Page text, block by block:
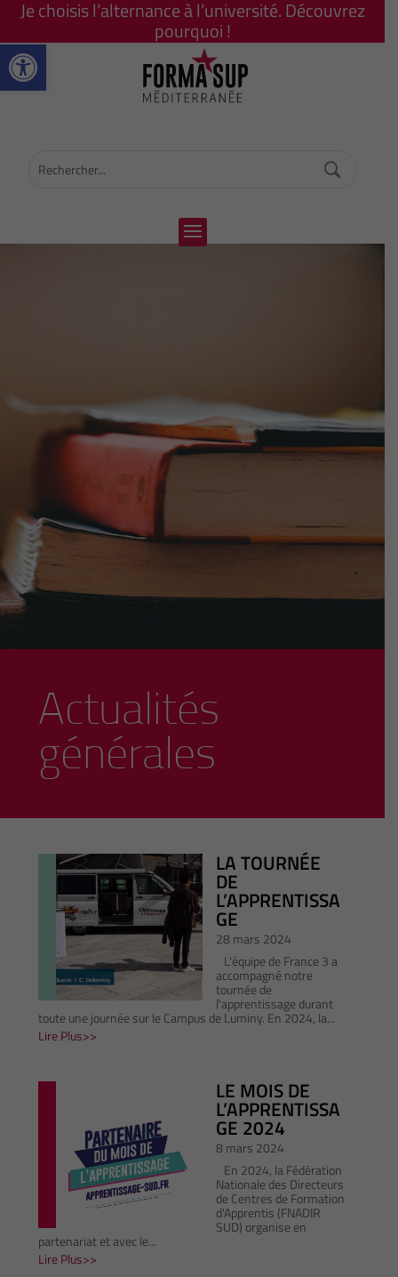
Ouvrir la barre d’outils
Je choisis l’alternance à l’université. Découvrez
pourquoi !
Actualités
générales
LA TOURNÉE
DE
L’APPRENTISSA
GE
28 mars 2024
L'équipe de France 3 a
accompagné notre
tournée de
l'apprentissage durant
toute une journée sur le Campus de Luminy. En 2024, la...
Lire Plus
LE MOIS DE
L’APPRENTISSA
GE 2024
8 mars 2024
En 2024, la Fédération
Nationale des Directeurs
de Centres de Formation
d'Apprentis (FNADIR
SUD) organise en
partenariat et avec le...
Lire Plus